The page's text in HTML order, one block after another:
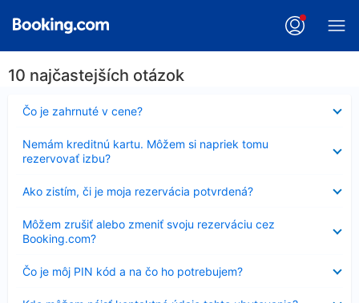
10 najčastejších otázok
Čo je zahrnuté v cene?
Nezobrazuje
sa
Nemám kreditnú kartu. Môžem si napriek tomu
rezervovať izbu?
sa
Ako zistím, či je moja rezervácia potvrdená?
sa
Môžem zrušiť alebo zmeniť svoju rezerváciu cez
Booking.com?
sa
Čo je môj PIN kód a na čo ho potrebujem?
Nezobrazuje
sa